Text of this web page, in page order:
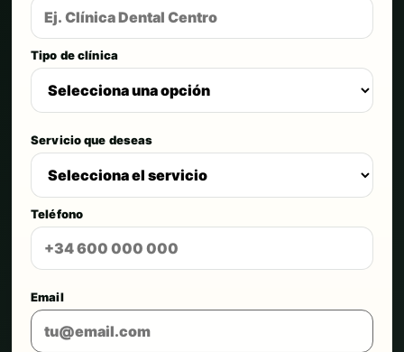
Tipo de clínica
Servicio que deseas
Teléfono
Email